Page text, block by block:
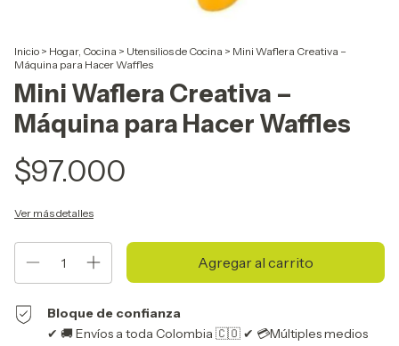
Inicio > Hogar, Cocina > Utensilios de Cocina > Mini Waflera Creativa –
Máquina para Hacer Waffles
Mini Waflera Creativa –
Máquina para Hacer Waffles
$97.000
Ver más detalles
Bloque de confianza
✔ 🚚 Envíos a toda Colombia 🇨🇴 ✔ 💳Múltiples medios